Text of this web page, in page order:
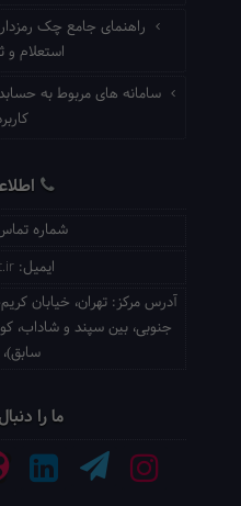
راهنمای جامع چک
استعلام
سامانه های مربوط به
شماره
ایمیل:
آدرس مرکز: تهران، خیابان
جنوبی، بین سپند و شاداب،
سابق)،
ما را